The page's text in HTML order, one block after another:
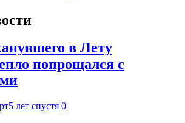
в Лету
попрощался с
5 лет спустя 0